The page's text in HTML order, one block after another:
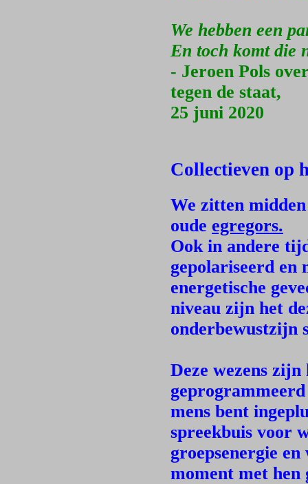
We hebben een
En toch komt die
- Jeroen Pols
tegen de staat,
25 juni 2020
Collectieven op
We zitten
oude egregors.
Ook in andere
gepolariseerd
energetische
niveau zijn het
onderbewustzijn
Deze wezens
mens bent
spreekbuis voor
groepsenergie
moment met hen